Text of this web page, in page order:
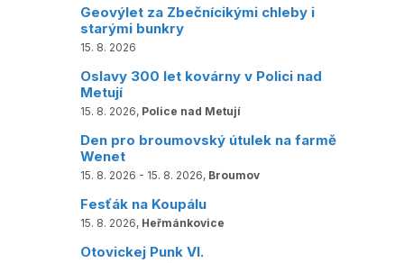
Geovýlet za Zbečnícikými chleby i
starými bunkry
15. 8. 2026
Oslavy 300 let kovárny v Polici nad
Metují
15. 8. 2026, Police nad Metují
Den pro broumovský útulek na farmě
Wenet
15. 8. 2026 - 15. 8. 2026, Broumov
Fesťák na Koupálu
15. 8. 2026, Heřmánkovice
Otovickej Punk VI.